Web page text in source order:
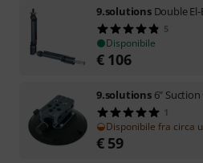
9.solutions Double
5
Disponibile
€ 106
9.solutions 6" Suction
1
Disponibile fra circa
€ 59